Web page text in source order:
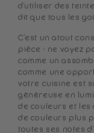
d'utiliser des
dit que tous les
C'est un atout
pièce : ne voyez
comme un
comme une
votre cuisine est
généreuse en
de couleurs et les
de couleurs plus
toutes ses notes